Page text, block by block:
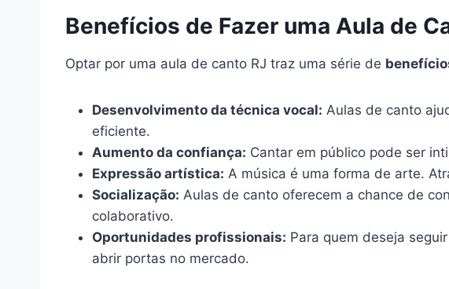
Benefícios de Fazer uma Aula de
Optar por uma aula de canto RJ traz uma série de
Desenvolvimento da técnica vocal: Aulas de canto
eficiente.
Aumento da confiança: Cantar em público pode ser
Expressão artística: A música é uma forma de arte.
Socialização: Aulas de canto oferecem a chance de
colaborativo.
Oportunidades profissionais: Para quem deseja
abrir portas no mercado.